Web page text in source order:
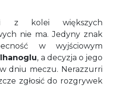
z kolei większych
nie ma. Jedyny znak
w wyjściowym
, a decyzja o jego
dniu meczu. Nerazzurri
zgłosić do rozgrywek